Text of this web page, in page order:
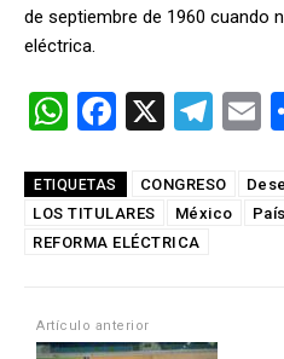
de septiembre de 1960 cuando
eléctrica.
W
at
s
p
F
ce
b
k
X
T
e
gr
E
ETIQUETAS CONGRESO
LOS TITULARES
México País
REFORMA ELÉCTRICA
Artículo anterior